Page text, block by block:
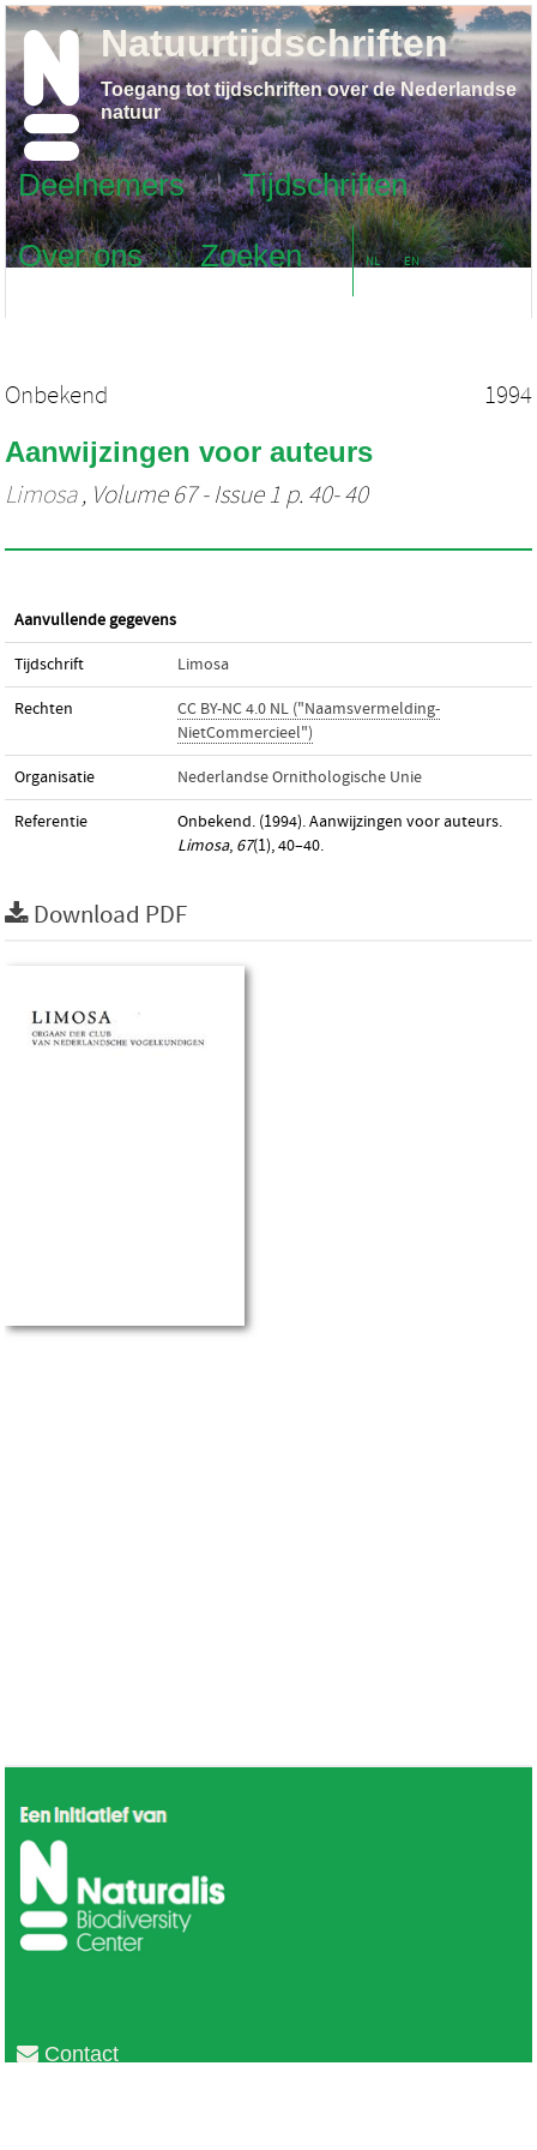
Deelnemers
Tijdschriften
Over ons
Zoeken NL EN
Natuurtijdschriften
Toegang tot tijdschriften over de Nederlandse
natuur
Onbekend 1994
Aanwijzingen voor auteurs
Limosa, Volume 67 - Issue 1 p. 40- 40
Aanvullende gegevens
Tijdschrift Limosa
Rechten
CC BY-NC 4.0 NL ("Naamsvermelding-
NietCommercieel")
Organisatie Nederlandse Ornithologische Unie
Referentie
Onbekend. (1994). Aanwijzingen voor auteurs.
Limosa, 67(1), 40–40.
Download PDF
Contact